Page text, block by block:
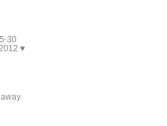
30
♥